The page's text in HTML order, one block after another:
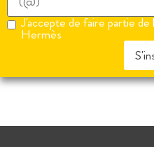
J'accepte de faire partie de
Hermès